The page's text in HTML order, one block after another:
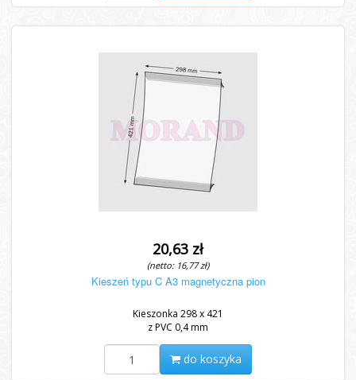
20,63 zł
(netto: 16,77 zł)
Kieszeń typu C A3 magnetyczna pion
Kieszonka 298 x 421
z PVC 0,4 mm
do koszyka